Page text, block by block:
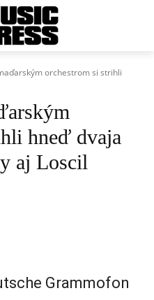
orchestrom si strihli
hneď dvaja
aj Loscil
Grammofon